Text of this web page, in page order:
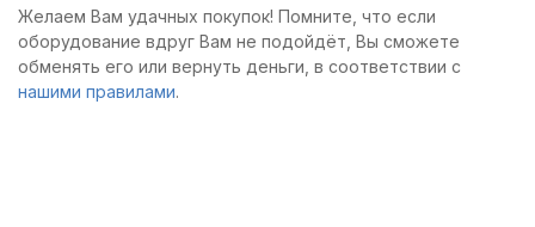
Желаем Вам удачных покупок! Помните, что если
оборудование вдруг Вам не подойдёт, Вы сможете
обменять его или вернуть деньги, в соответствии с
нашими правилами.